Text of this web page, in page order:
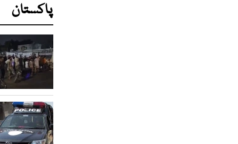
پاکستان